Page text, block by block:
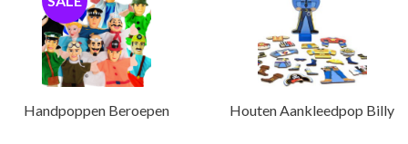
Handpoppen Beroepen
product
heeft
meerdere
variaties.
Deze
Houten Aankleedpop Billy